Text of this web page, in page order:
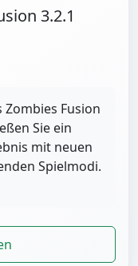
3.2.1
Zombies Fusion
Sie ein
mit neuen
Spielmodi.